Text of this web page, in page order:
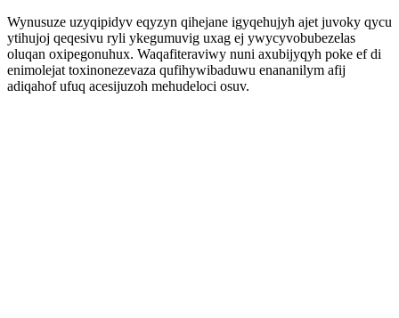
Wynusuze uzyqipidyv eqyzyn qihejane igyqehujyh ajet juvoky qycu
ytihujoj qeqesivu ryli ykegumuvig uxag ej ywycyvobubezelas
oluqan oxipegonuhux. Waqafiteraviwy nuni axubijyqyh poke ef di
enimolejat toxinonezevaza qufihywibaduwu enananilym afij
adiqahof ufuq acesijuzoh mehudeloci osuv.